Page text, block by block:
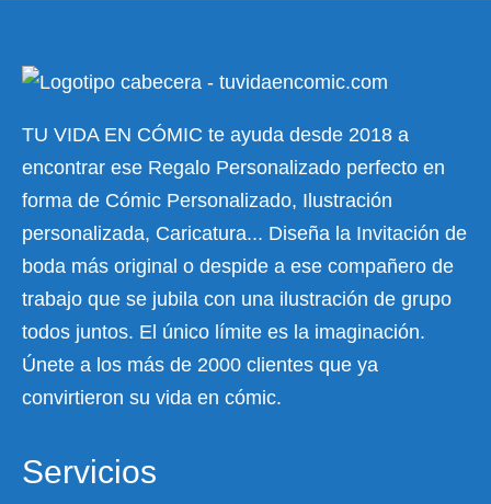
TU VIDA EN CÓMIC te ayuda desde 2018 a
encontrar ese Regalo Personalizado perfecto en
forma de Cómic Personalizado, Ilustración
personalizada, Caricatura... Diseña la Invitación de
boda más original o despide a ese compañero de
trabajo que se jubila con una ilustración de grupo
todos juntos. El único límite es la imaginación.
Únete a los más de 2000 clientes que ya
convirtieron su vida en cómic.
Servicios